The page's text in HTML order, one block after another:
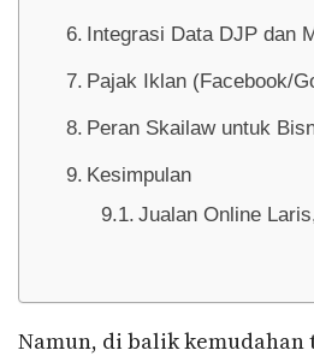
Integrasi Data DJP dan
Pajak Iklan (Facebook/
Peran Skailaw untuk
Kesimpulan
Jualan Online
Namun, di balik